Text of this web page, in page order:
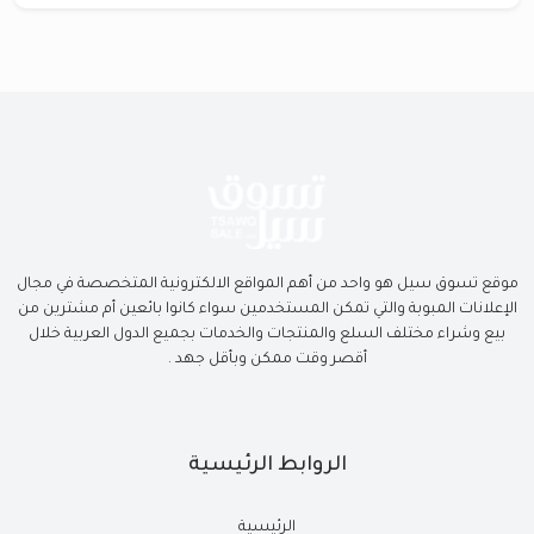
موقع تسوق سيل هو واحد من أهم المواقع الالكترونية المتخصصة في مجال
الإعلانات المبوبة والتي تمكن المستخدمين سواء كانوا بائعين أم مشترين من
بيع وشراء مختلف السلع والمنتجات والخدمات بجميع الدول العربية خلال
أقصر وقت ممكن وبأقل جهد .
الروابط الرئيسية
الرئيسية